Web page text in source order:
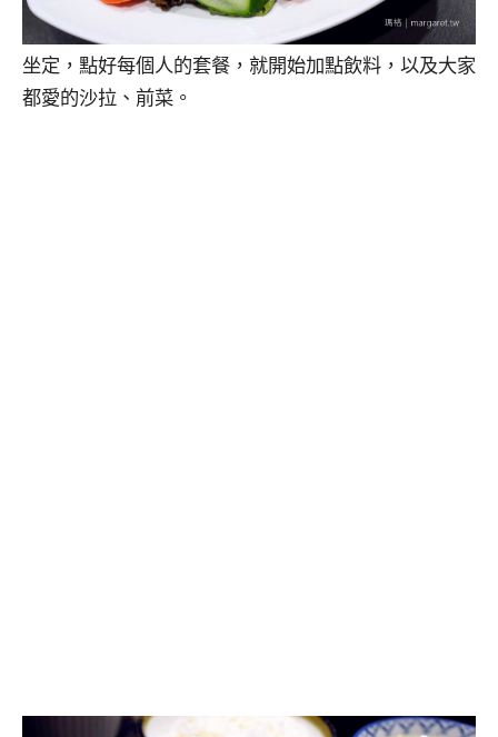
坐定，點好每個人的套餐，就開始加點飲料，以及大家
都愛的沙拉、前菜。